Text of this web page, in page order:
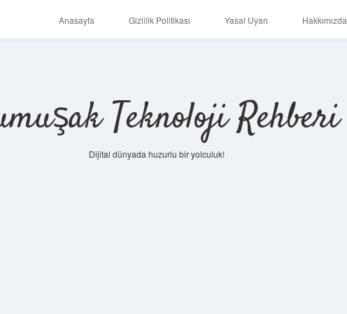
Anasayfa Gizlilik Politikası Yasal Uyarı Hakkımızda
Teknoloji Rehberi
Dijital dünyada huzurlu bir yolculuk!